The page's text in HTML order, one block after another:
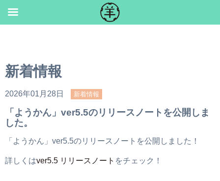
新着情報
2026年01月28日 新着情報
「ようかん」ver5.5のリリースノートを公開しま
した。
「ようかん」ver5.5のリリースノートを公開しました！
詳しくはver5.5 リリースノート をチェック！